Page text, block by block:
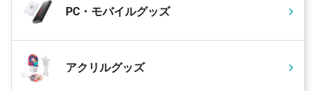
PC・モバイルグッズ
アクリルグッズ